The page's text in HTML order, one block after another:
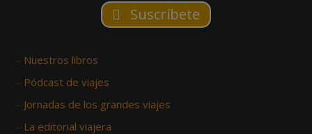
Suscríbete
– Nuestros libros
– Pódcast de viajes
– Jornadas de los grandes viajes
– La editorial viajera